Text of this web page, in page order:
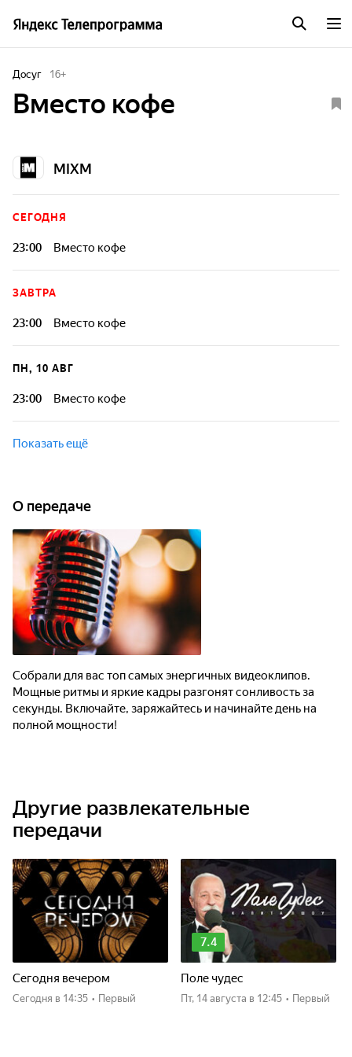
Досуг 16+
Вместо кофе
MIXM
СЕГОДНЯ
23:00 Вместо кофе
ЗАВТРА
23:00 Вместо кофе
ПН, 10 АВГ
23:00 Вместо кофе
Показать ещё
О передаче
Собрали для вас топ самых энергичных видеоклипов.
Мощные ритмы и яркие кадры разгонят сонливость за
секунды. Включайте, заряжайтесь и начинайте день на
полной мощности!
Другие развлекательные
передачи
Сегодня вечером
Сегодня в 14:35 • Первый
7.4
Поле чудес
пт, 14 августа в 12:45 • Первый